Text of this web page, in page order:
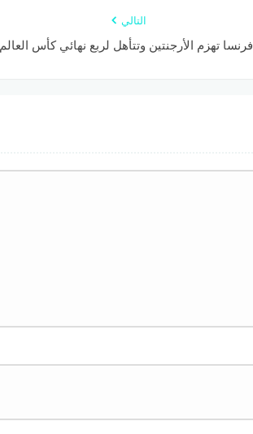
التالي
فرنسا تهزم الأرجنتين وتتأهل لربع نهائي كأس العالم